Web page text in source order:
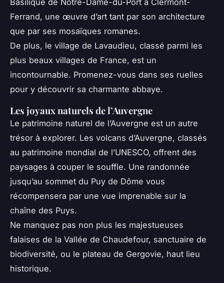
Basilique de Notre-Dame-du-Port à Clermont-
Ferrand, une œuvre d’art tant par son architecture
que par ses mosaïques romanes.
De plus, le village de Lavaudieu, classé parmi les
plus beaux villages de France, est un
incontournable. Promenez-vous dans ses ruelles
pour y découvrir sa charmante abbaye.
Les joyaux naturels de l’Auvergne
Le patrimoine naturel de l’Auvergne est un autre
trésor à explorer. Les volcans d’Auvergne, classés
au patrimoine mondial de l’UNESCO, offrent des
paysages à couper le souffle. Une randonnée
jusqu’au sommet du Puy de Dôme vous
récompensera par une vue imprenable sur la
chaîne des Puys.
Ne manquez pas non plus les majestueuses
falaises de la Vallée de Chaudefour, sanctuaire de
biodiversité, ou le plateau de Gergovie, haut lieu
historique.